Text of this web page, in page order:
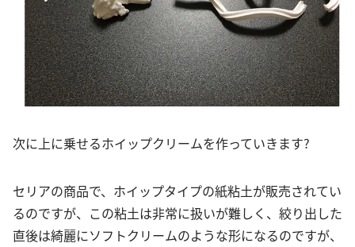
次に上に乗せるホイップクリームを作っていきます?
セリアの商品で、ホイップタイプの紙粘土が販売されてい
るのですが、この粘土は非常に扱いが難しく、絞り出した
直後は綺麗にソフトクリームのような形になるのですが、